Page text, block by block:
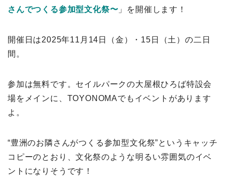
さんでつくる参加型文化祭〜 」を開催します！
開催日は2025年11月14日（金）・15日（土）の二日
間。
参加は無料です。セイルパークの大屋根ひろば特設会
場をメインに、TOYONOMAでもイベントがあります
よ。
“豊洲のお隣さんがつくる参加型文化祭”というキャッチ
コピーのとおり、文化祭のような明るい雰囲気のイベ
ントになりそうです！